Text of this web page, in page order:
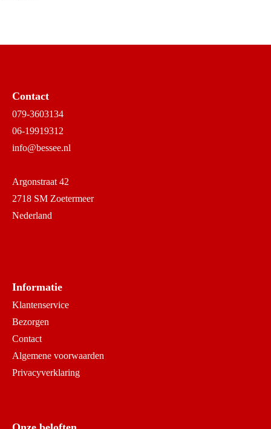
Contact
079-3603134
06-19919312
info@bessee.nl
Argonstraat 42
2718 SM Zoetermeer
Nederland
Informatie
Klantenservice
Bezorgen
Contact
Algemene voorwaarden
Privacyverklaring